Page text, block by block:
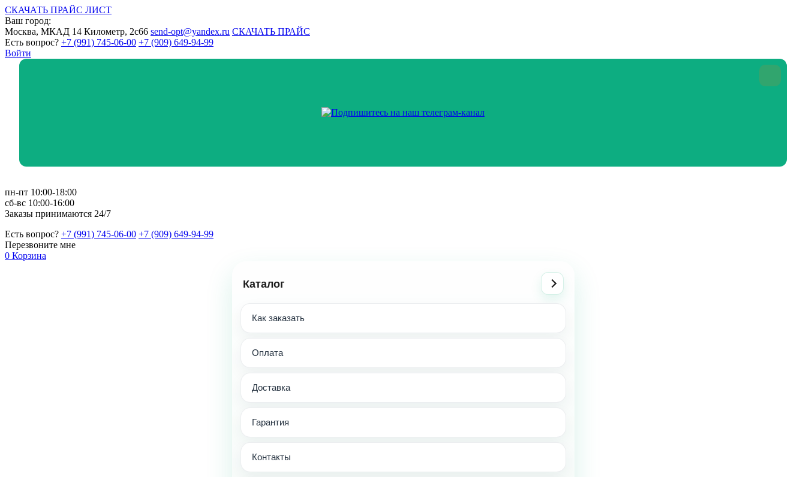
СКАЧАТЬ ПРАЙС ЛИСТ
Ваш город:
Москва, МКАД 14 Километр, 2с66 send-opt@yandex.ru СКАЧАТЬ ПРАЙС
Есть вопрос? +7 (991) 745-06-00 +7 (909) 649-94-99
Войти
пн-пт 10:00-18:00
сб-вс 10:00-16:00
Заказы принимаются 24/7
Есть вопрос? +7 (991) 745-06-00 +7 (909) 649-94-99
Перезвоните мне
0 Корзина
Каталог
Как заказать
Оплата
Доставка
Гарантия
Контакты